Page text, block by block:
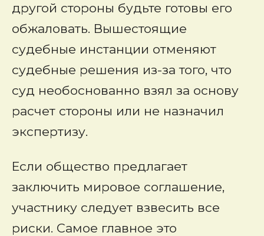
другой стороны будьте готовы его
обжаловать. Вышестоящие
судебные инстанции отменяют
судебные решения из-за того, что
суд необоснованно взял за основу
расчет стороны или не назначил
экспертизу.
Если общество предлагает
заключить мировое соглашение,
участнику следует взвесить все
риски. Самое главное это